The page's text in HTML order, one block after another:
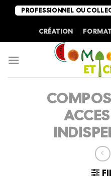
PasserPROFESSIONNEL OU
CRÉATION